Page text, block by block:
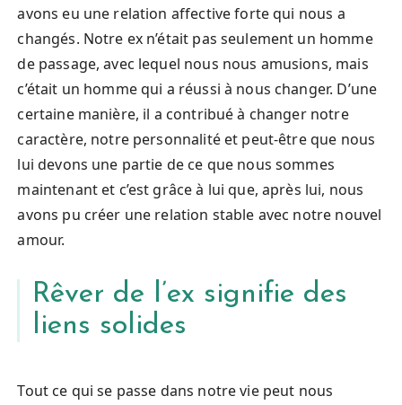
avons eu une relation affective forte qui nous a
changés. Notre ex n’était pas seulement un homme
de passage, avec lequel nous nous amusions, mais
c’était un homme qui a réussi à nous changer. D’une
certaine manière, il a contribué à changer notre
caractère, notre personnalité et peut-être que nous
lui devons une partie de ce que nous sommes
maintenant et c’est grâce à lui que, après lui, nous
avons pu créer une relation stable avec notre nouvel
amour.
Rêver de l’ex signifie des
liens solides
Tout ce qui se passe dans notre vie peut nous